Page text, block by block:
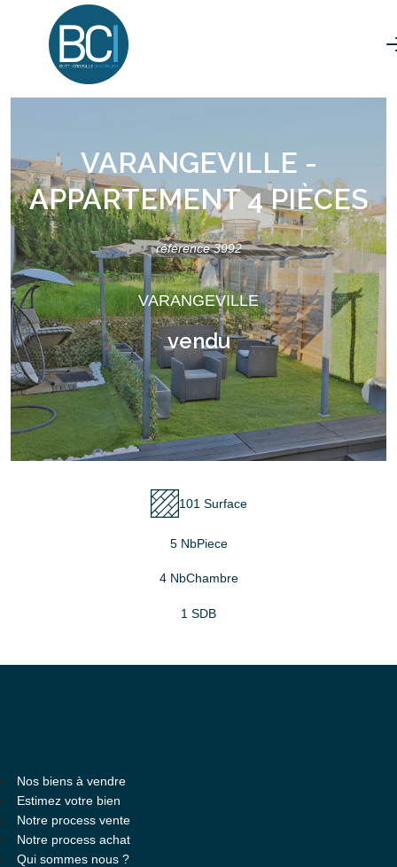
VARANGEVILLE -
APPARTEMENT 4 PIÈCES
référence 3992
VARANGEVILLE
vendu
101 Surface
5 NbPiece
4 NbChambre
1 SDB
Nos biens à vendre
Estimez votre bien
Notre process vente
Notre process achat
Qui sommes nous ?